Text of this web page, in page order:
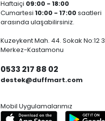
Haftaiçi 09:00 - 18:00
Cumartesi 10:00 - 17:00saatleri
arasında ulaşabilirsiniz.
Kuzeykent Mah. 44. Sokak No:12
Merkez-Kastamonu
0533 217 88 02
destek@duffmart.com
Mobil Uygulamalarımız